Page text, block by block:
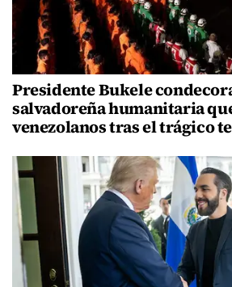
Presidente Bukele
salvadoreña humanitaria
venezolanos tras el trágico